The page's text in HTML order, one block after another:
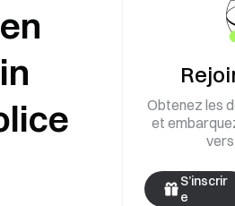
Obtenez les
et
S’inscrir
e